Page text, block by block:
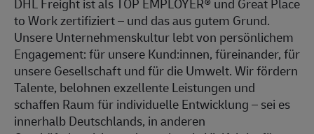
to Work zertifiziert – und das aus gutem Grund.
Unsere Unternehmenskultur lebt von persönlichem
Engagement: für unsere Kund:innen, füreinander, für
unsere Gesellschaft und für die Umwelt. Wir fördern
Talente, belohnen exzellente Leistungen und
schaffen Raum für individuelle Entwicklung – sei es
innerhalb Deutschlands, in anderen